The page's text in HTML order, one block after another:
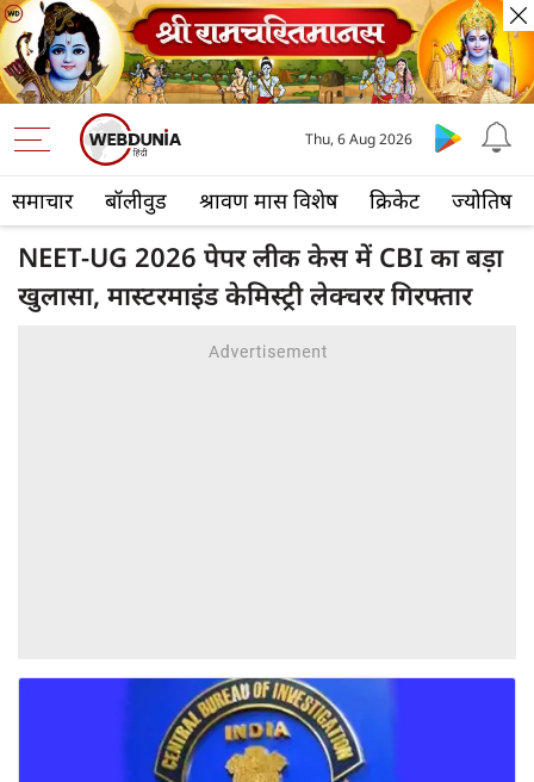
समाचार बॉलीवुड श्रावण मास विशेष क्रिकेट ज्योतिष
Thu, 6 Aug 2026
NEET-UG 2026 पेपर लीक केस में CBI का बड़ा
खुलासा, मास्टरमाइंड केमिस्ट्री लेक्चरर गिरफ्तार